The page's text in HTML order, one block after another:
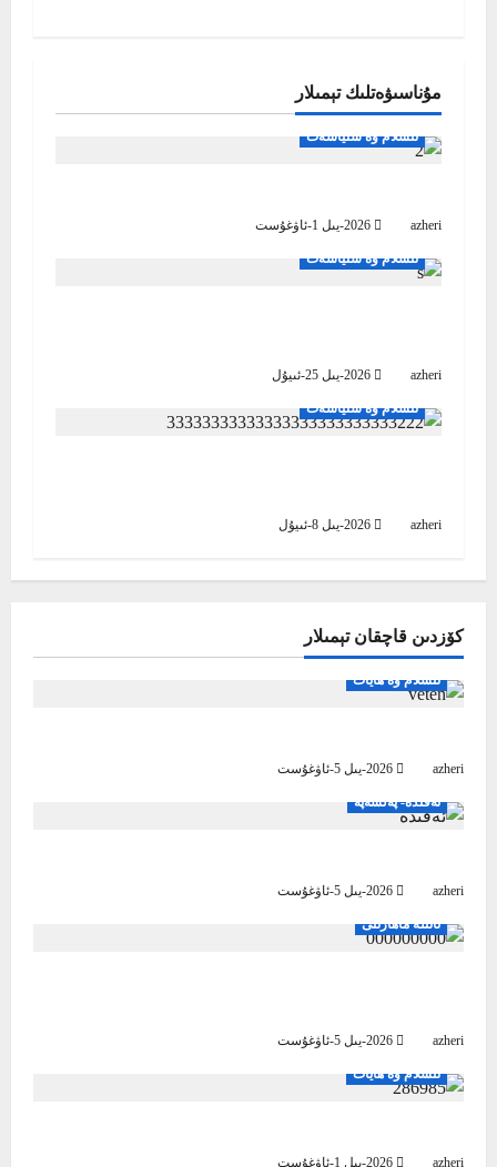
a
v
i
g
i
مۇناسىۋەتلىك تېمىلار
ئىسلام ۋە سىياسەت
azheri
ئىسلام ۋە سىياسەت
azheri
ئىسلام ۋە سىياسەت
azheri
كۆزدىن قاچقان تېمىلار
ئىسلام ۋە ھايات
azheri
ئەقىدە- پەلسەپە
azheri
ئائىلە ماھارىتى
azheri
ئىسلام ۋە ھايات
azheri